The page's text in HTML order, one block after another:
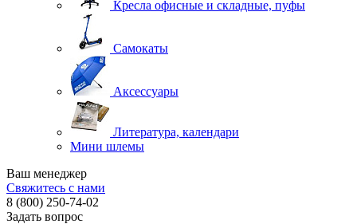
Кресла офисные и складные, пуфы
Самокаты
Аксессуары
Литература, календари
Мини шлемы
Ваш менеджер
Свяжитесь с нами
8 (800) 250-74-02
Задать вопрос